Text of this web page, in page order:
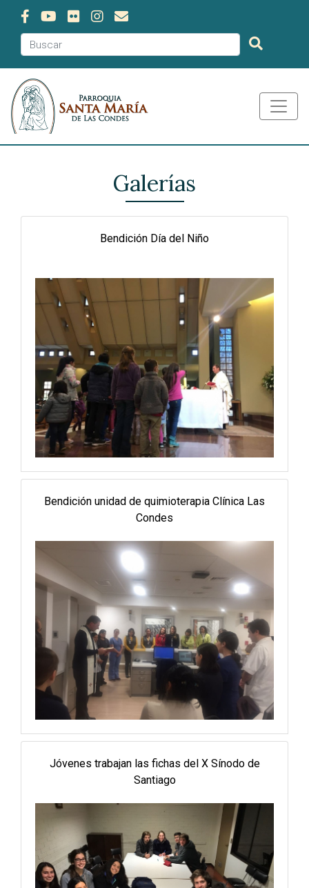
Galerías
Bendición Día del Niño
Bendición unidad de quimioterapia Clínica Las
Condes
Jóvenes trabajan las fichas del X Sínodo de
Santiago